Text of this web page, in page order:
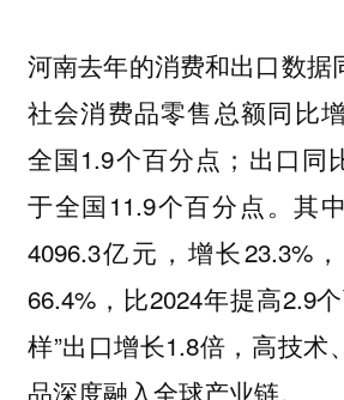
河南去年的消费和出口数据
社会消费品零售总额同比
全国1.9个百分点；出口同
于全国11.9个百分点。其
4096.3亿元，增长23.3%
66.4%，比2024年提高2.9
样”出口增长1.8倍，高技术
品深度融入全球产业链。